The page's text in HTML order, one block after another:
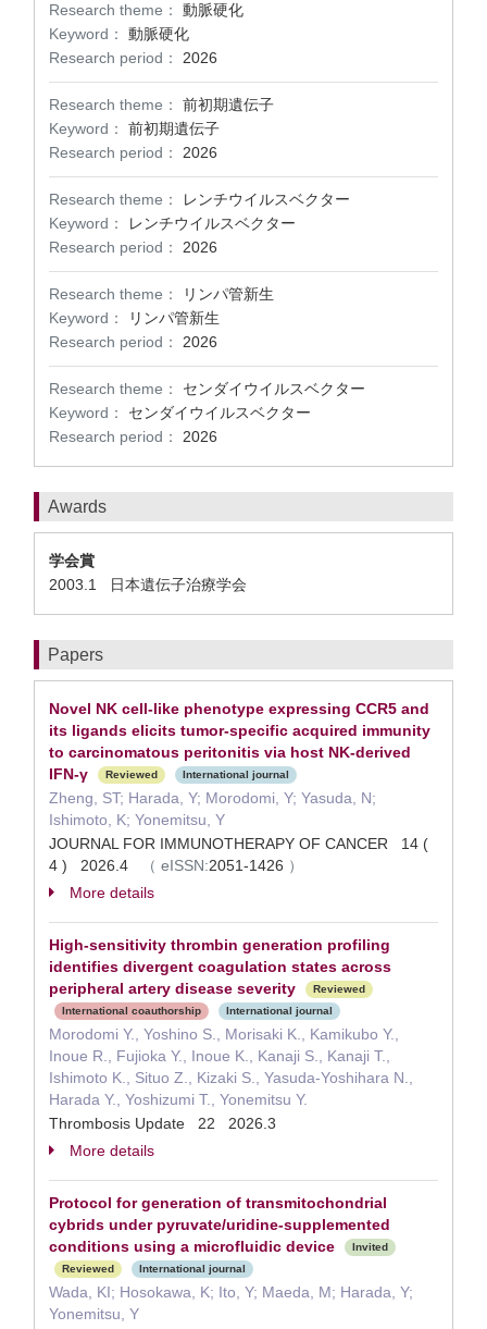
Research theme：
動脈硬化
Keyword：
動脈硬化
Research period：
2026
Research theme：
前初期遺伝子
Keyword：
前初期遺伝子
Research period：
2026
Research theme：
レンチウイルスベクター
Keyword：
レンチウイルスベクター
Research period：
2026
Research theme：
リンパ管新生
Keyword：
リンパ管新生
Research period：
2026
Research theme：
センダイウイルスベクター
Keyword：
センダイウイルスベクター
Research period：
2026
Awards
学会賞
2003.1 日本遺伝子治療学会
Papers
Novel NK cell-like phenotype expressing CCR5 and
its ligands elicits tumor-specific acquired immunity
to carcinomatous peritonitis via host NK-derived
IFN-γ
Reviewed International journal
Zheng, ST; Harada, Y; Morodomi, Y; Yasuda, N;
Ishimoto, K; Yonemitsu, Y
JOURNAL FOR IMMUNOTHERAPY OF CANCER 14 (
4 ) 2026.4
（ eISSN:2051-1426 ）
More details
High-sensitivity thrombin generation profiling
identifies divergent coagulation states across
peripheral artery disease severity
Reviewed
International coauthorship
International journal
Morodomi Y., Yoshino S., Morisaki K., Kamikubo Y.,
Inoue R., Fujioka Y., Inoue K., Kanaji S., Kanaji T.,
Ishimoto K., Situo Z., Kizaki S., Yasuda-Yoshihara N.,
Harada Y., Yoshizumi T., Yonemitsu Y.
Thrombosis Update 22 2026.3
More details
Protocol for generation of transmitochondrial
cybrids under pyruvate/uridine-supplemented
conditions using a microfluidic device
Invited
Reviewed
International journal
Wada, KI; Hosokawa, K; Ito, Y; Maeda, M; Harada, Y;
Yonemitsu, Y